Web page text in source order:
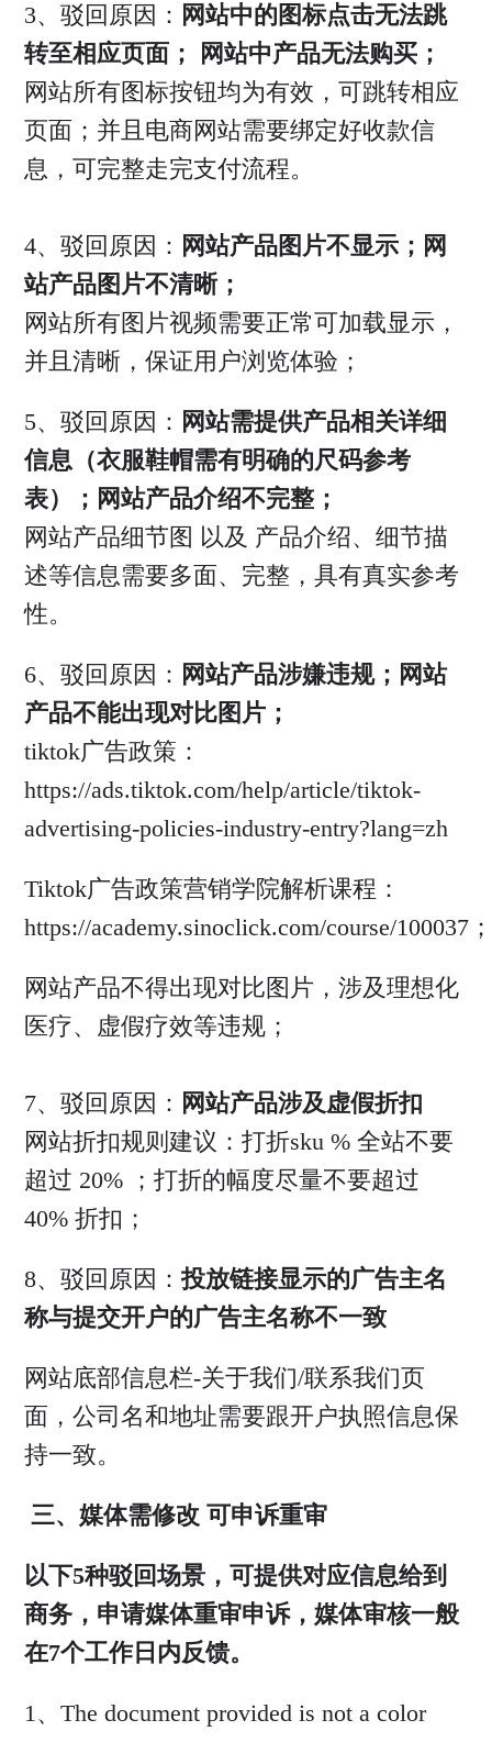
3、驳回原因： 网站中的图标点击无法跳
转至相应页面； 网站中产品无法购买；
网站所有图标按钮均为有效，可跳转相应
页面；并且电商网站需要绑定好收款信
息，可完整走完支付流程。
4、驳回原因： 网站产品图片不显示；网
站产品图片不清晰；
网站所有图片视频需要正常可加载显示，
并且清晰，保证用户浏览体验；
5、驳回原因： 网站需提供产品相关详细
信息（衣服鞋帽需有明确的尺码参考
表）；网站产品介绍不完整；
网站产品细节图 以及 产品介绍、细节描
述等信息需要多面、完整，具有真实参考
性。
6、驳回原因： 网站产品涉嫌违规；网站
产品不能出现对比图片；
tiktok广告政策：
https://ads.tiktok.com/help/article/tiktok-
advertising-policies-industry-entry?lang=zh
Tiktok广告政策营销学院解析课程：
https://academy.sinoclick.com/course/100037；
网站产品不得出现对比图片，涉及理想化
医疗、虚假疗效等违规；
7、驳回原因： 网站产品涉及虚假折扣
网站折扣规则建议：打折sku % 全站不要
超过 20% ；打折的幅度尽量不要超过
40% 折扣；
8、驳回原因：投放链接显示的广告主名
称与提交开户的广告主名称不一致
网站底部信息栏-关于我们/联系我们页
面，公司名和地址需要跟开户执照信息保
持一致。
三、 媒体需修改 可申诉重审
以下5种驳回场景，可提供对应信息给到
商务，申请媒体重审申诉，媒体审核一般
在7个工作日内反馈。
1、The document provided is not a color